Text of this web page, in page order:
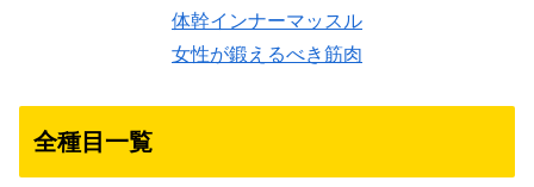
体幹インナーマッスル
女性が鍛えるべき筋肉
全種目一覧